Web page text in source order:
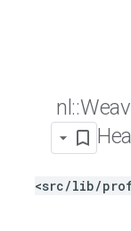
nl ::
<src/lib/